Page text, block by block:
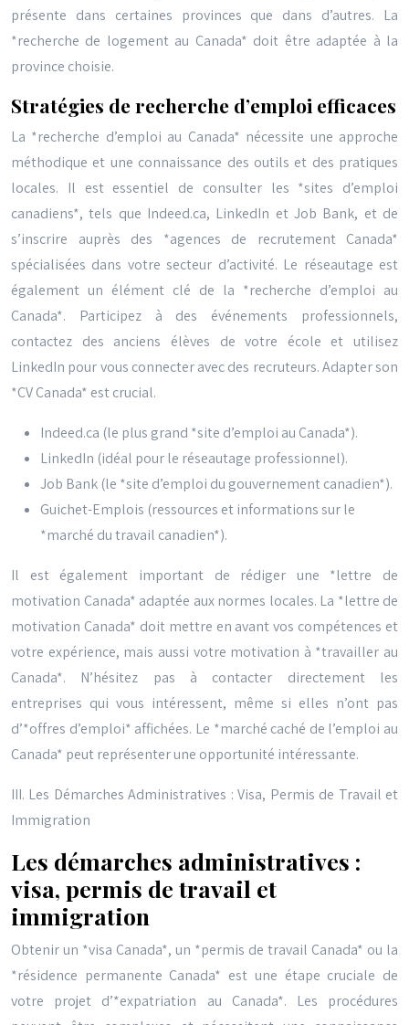
présente dans certaines provinces que dans d’autres. La
*recherche de logement au Canada* doit être adaptée à la
province choisie.
Stratégies de recherche d’emploi efficaces
La *recherche d’emploi au Canada* nécessite une approche
méthodique et une connaissance des outils et des pratiques
locales. Il est essentiel de consulter les *sites d’emploi
canadiens*, tels que Indeed.ca, LinkedIn et Job Bank, et de
s’inscrire auprès des *agences de recrutement Canada*
spécialisées dans votre secteur d’activité. Le réseautage est
également un élément clé de la *recherche d’emploi au
Canada*. Participez à des événements professionnels,
contactez des anciens élèves de votre école et utilisez
LinkedIn pour vous connecter avec des recruteurs. Adapter son
*CV Canada* est crucial.
Indeed.ca (le plus grand *site d’emploi au Canada*).
LinkedIn (idéal pour le réseautage professionnel).
Job Bank (le *site d’emploi du gouvernement canadien*).
Guichet-Emplois (ressources et informations sur le
*marché du travail canadien*).
Il est également important de rédiger une *lettre de
motivation Canada* adaptée aux normes locales. La *lettre de
motivation Canada* doit mettre en avant vos compétences et
votre expérience, mais aussi votre motivation à *travailler au
Canada*. N’hésitez pas à contacter directement les
entreprises qui vous intéressent, même si elles n’ont pas
d’*offres d’emploi* affichées. Le *marché caché de l’emploi au
Canada* peut représenter une opportunité intéressante.
III. Les Démarches Administratives : Visa, Permis de Travail et
Immigration
Les démarches administratives :
visa, permis de travail et
immigration
Obtenir un *visa Canada*, un *permis de travail Canada* ou la
*résidence permanente Canada* est une étape cruciale de
votre projet d’*expatriation au Canada*. Les procédures